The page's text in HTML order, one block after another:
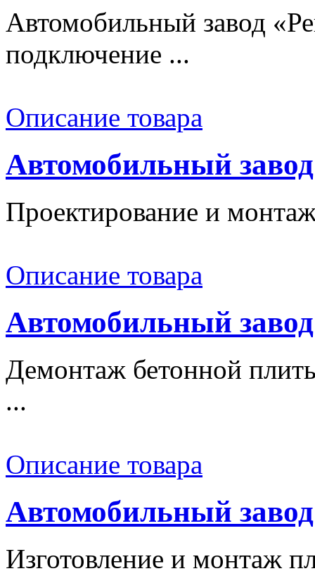
Автомобильный завод
подключение ...
Описание товара
Автомобильный
Проектирование и
Описание товара
Автомобильный
Демонтаж бетонной
...
Описание товара
Автомобильный
Изготовление и монтаж